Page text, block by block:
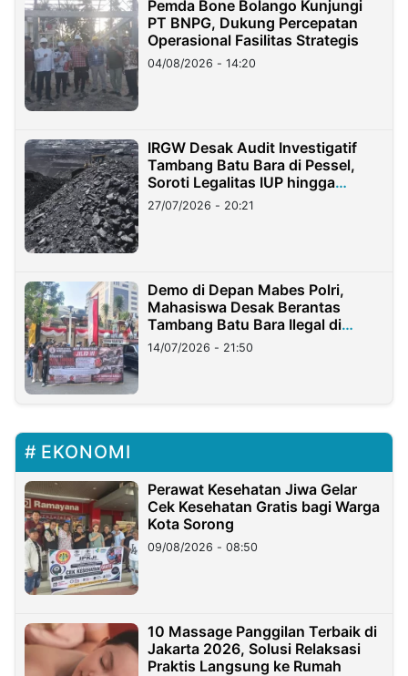
Pemda Bone Bolango Kunjungi
PT BNPG, Dukung Percepatan
Operasional Fasilitas Strategis
04/08/2026 - 14:20
IRGW Desak Audit Investigatif
Tambang Batu Bara di Pessel,
Soroti Legalitas IUP hingga
Stockpile
27/07/2026 - 20:21
Demo di Depan Mabes Polri,
Mahasiswa Desak Berantas
Tambang Batu Bara Ilegal di
Lampung
14/07/2026 - 21:50
EKONOMI
Perawat Kesehatan Jiwa Gelar
Cek Kesehatan Gratis bagi Warga
Kota Sorong
09/08/2026 - 08:50
10 Massage Panggilan Terbaik di
Jakarta 2026, Solusi Relaksasi
Praktis Langsung ke Rumah